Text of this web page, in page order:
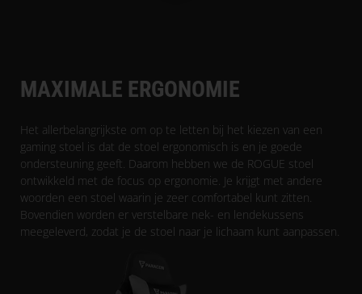
MAXIMALE ERGONOMIE
Het allerbelangrijkste om op te letten bij het kiezen van een
gaming stoel is dat de stoel ergonomisch is en je goede
ondersteuning geeft. Daarom hebben we de ROGUE stoel
ontwikkeld met de focus op ergonomie. Je krijgt met andere
woorden een stoel waarin je zeer comfortabel kunt zitten.
Bovendien worden er verstelbare nek- en lendekussens
meegeleverd, zodat je de stoel naar je lichaam kunt aanpassen.